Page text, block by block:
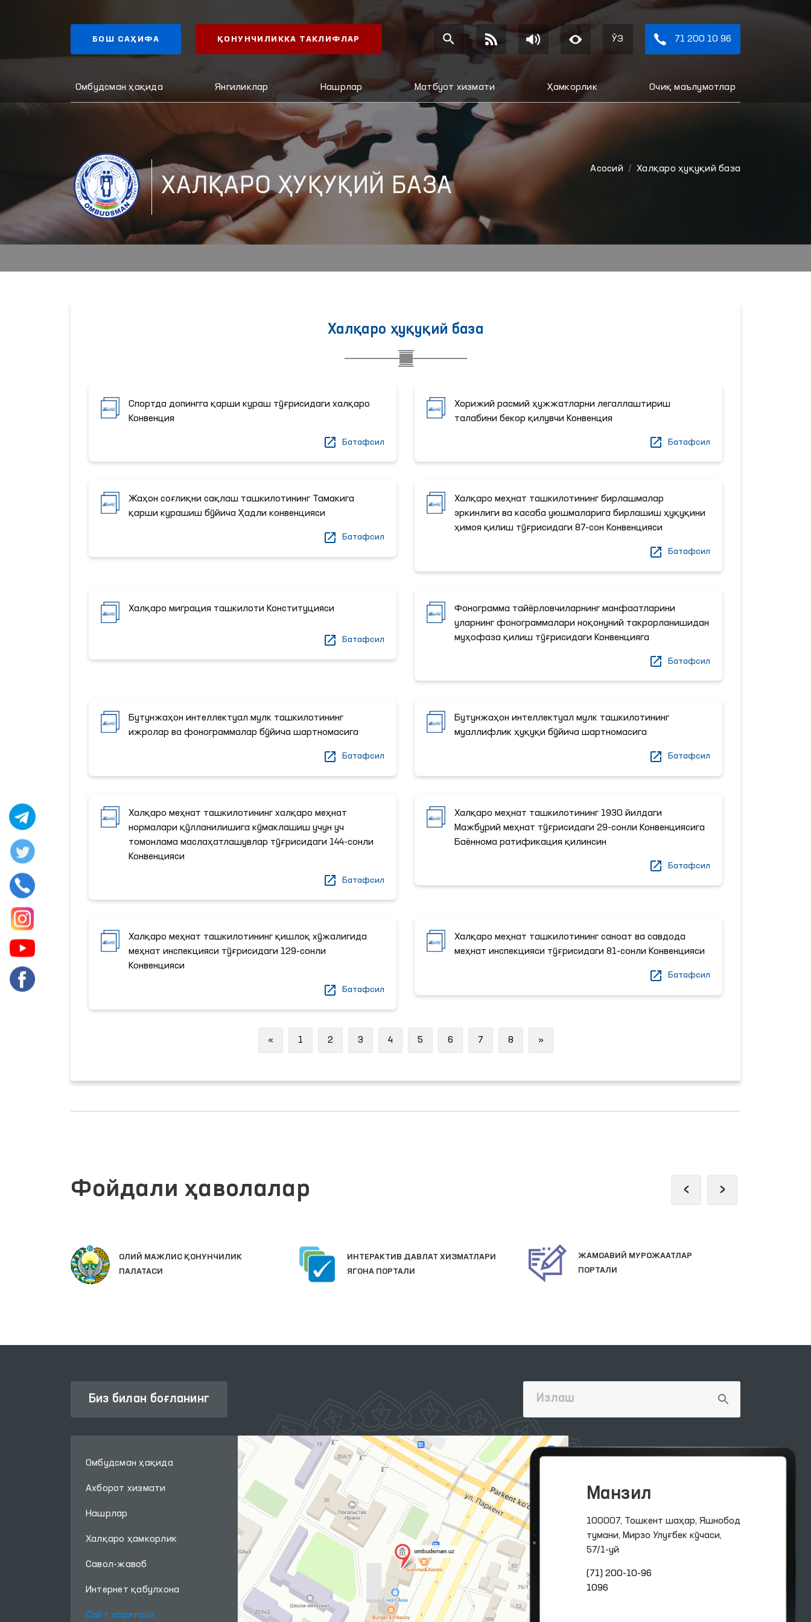
БОШ САҲИФА ҚОНУНЧИЛИККА ТАКЛИФЛАР ЎЗ 71 200 10 96
Омбудсман ҳақида Янгиликлар Нашрлар Матбуот хизмати Ҳамкорлик Очиқ маълумотлар
ХАЛҚАРО ҲУҚУҚИЙ БАЗА
Aсосий Халқаро ҳуқуқий база
Халқаро ҳуқуқий база
Спортда допингга қарши кураш тўғрисидаги халқаро
Конвенция
Батафсил
Хорижий расмий ҳужжатларни легаллаштириш
талабини бекор қилувчи Конвенция
Батафсил
Жаҳон соғлиқни сақлаш ташкилотининг Тамакига
қарши курашиш бўйича Ҳадли конвенцияси
Батафсил
Халқаро меҳнат ташкилотининг бирлашмалар
эркинлиги ва касаба уюшмаларига бирлашиш ҳуқуқини
ҳимоя қилиш тўғрисидаги 87-сон Конвенцияси
Батафсил
Халқаро миграция ташкилоти Конституцияси
Батафсил
Фонограмма тайёрловчиларнинг манфаатларини
уларнинг фонограммалари ноқонуний такрорланишидан
муҳофаза қилиш тўғрисидаги Конвенцияга
Батафсил
Бутунжаҳон интеллектуал мулк ташкилотининг
ижролар ва фонограммалар бўйича шартномасига
Батафсил
Бутунжаҳон интеллектуал мулк ташкилотининг
муаллифлик ҳуқуқи бўйича шартномасига
Батафсил
Халқаро меҳнат ташкилотининг халқаро меҳнат
нормалари қўлланилишига кўмаклашиш учун уч
томонлама маслаҳатлашувлар тўғрисидаги 144-сонли
Конвенцияси
Батафсил
Халқаро меҳнат ташкилотининг 1930 йилдаги
Мажбурий меҳнат тўғрисидаги 29-сонли Конвенциясига
Баённома ратификация қилинсин
Батафсил
Халқаро меҳнат ташкилотининг қишлоқ хўжалигида
меҳнат инспекцияси тўғрисидаги 129-сонли
Конвенцияси
Батафсил
Халқаро меҳнат ташкилотининг саноат ва савдода
меҳнат инспекцияси тўғрисидаги 81-сонли Конвенцияси
Батафсил
«Previous
1 2 3 4 5 6 7 8 »Next
Фойдали ҳаволалар
ОЛИЙ МАЖЛИС ҚОНУНЧИЛИК
ИНТЕРАКТИВ ДАВЛАТ ХИЗМАТЛАРИ
ЯГОНА ПОРТАЛИ
ЖАМОАВИЙ МУРОЖААТЛАР
‹ ›
Биз билан боғланинг
Омбудсман ҳақида
Ахборот хизмати
Нашрлар
Халқаро ҳамкорлик
Савол-жавоб
Интернет қабулхона
Сайт харитаси
Манзил
100007, Тошкент шаҳар, Яшнобод
тумани, Мирзо Улуғбек кўчаси,
57/1-уй
(71) 200-10-96
1096